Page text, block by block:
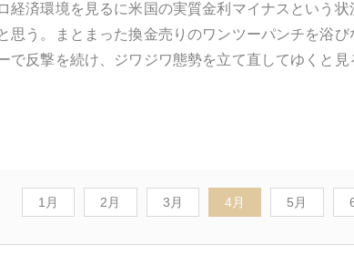
経済環境を見るに米国の実質金利マイナスという
思う。まとまった換金売りのワンツーパンチを浴
で反撃を続け、ジワジワ態勢を立て直してゆくと
1月 2月 3月 4月 5月